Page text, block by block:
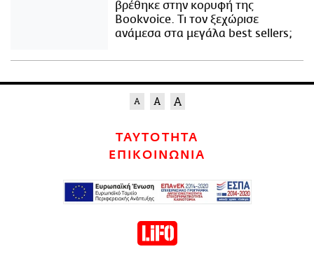
βρέθηκε στην κορυφή της
Bookvoice. Τι τον ξεχώρισε
ανάμεσα στα μεγάλα best sellers;
ΤΑΥΤΟΤΗΤΑ
ΕΠΙΚΟΙΝΩΝΙΑ